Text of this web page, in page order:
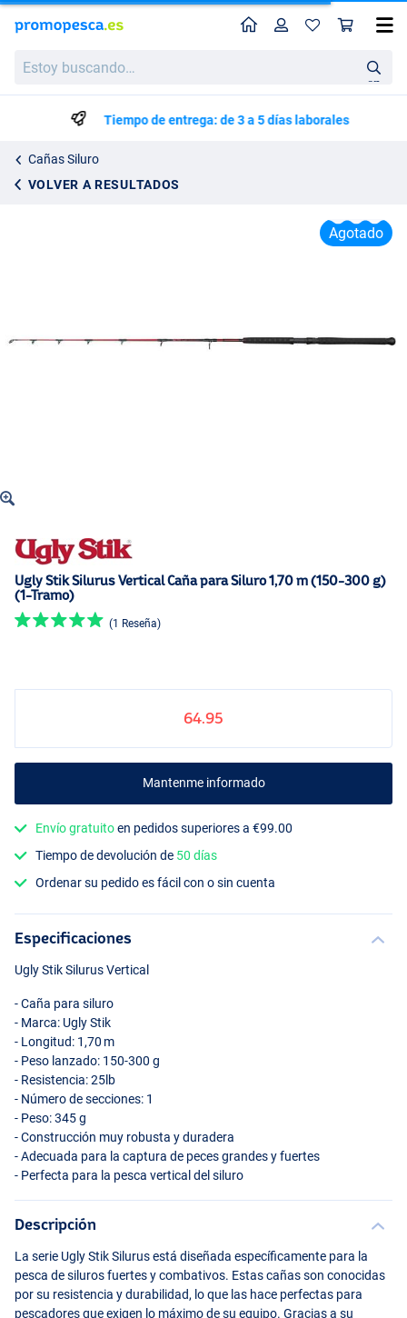
buscando…
en
Perfil
Tiempo de entrega: de 3 a 5 días laborales
Cañas Siluro
VOLVER A RESULTADOS
Ugly Stik Silurus Vertical Caña para Siluro 1,70 m (150-300 g) (1-Tramo)
Agotado
Ugly Stik Silurus Vertical Caña para Siluro 1,70 m (150-300 g)
(1-Tramo)
(1 Reseña)
64.95
Mantenme informado
Envío gratuitoen pedidos superiores a €99.00
Tiempo de devolución de 50 días
Ordenar su pedido es fácil con o sin cuenta
Especificaciones
Ugly Stik Silurus Vertical
- Caña para siluro
- Marca: Ugly Stik
- Longitud: 1,70 m
- Peso lanzado: 150-300 g
- Resistencia: 25lb
- Número de secciones: 1
- Peso: 345 g
- Construcción muy robusta y duradera
- Adecuada para la captura de peces grandes y fuertes
- Perfecta para la pesca vertical del siluro
Descripción
La serie Ugly Stik Silurus está diseñada específicamente para la
pesca de siluros fuertes y combativos. Estas cañas son conocidas
por su resistencia y durabilidad, lo que las hace perfectas para
pescadores que exigen lo máximo de su equipo. Gracias a su